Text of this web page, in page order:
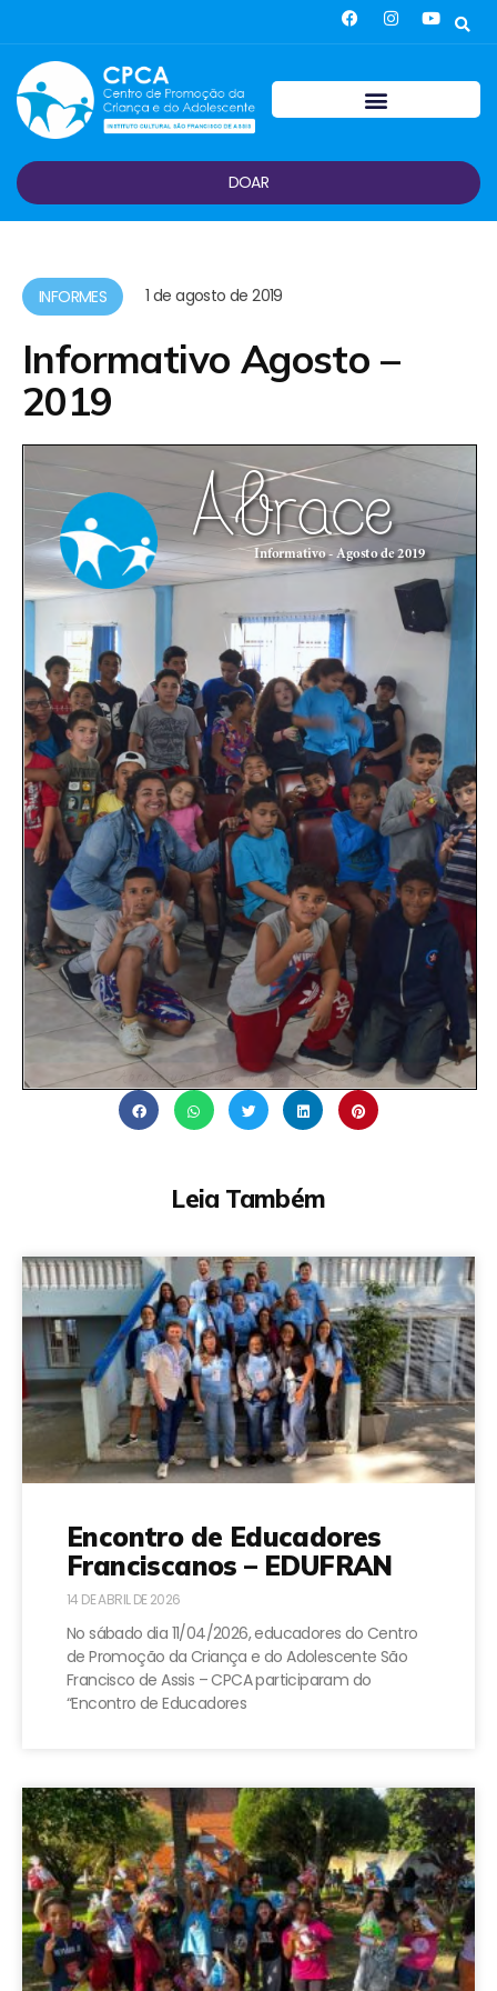
DOAR
INFORMES 1 de agosto de 2019
Informativo Agosto –
2019
Leia Também
Encontro de Educadores
Franciscanos – EDUFRAN
14 DE ABRIL DE 2026
No sábado dia 11/04/2026, educadores do Centro
de Promoção da Criança e do Adolescente São
Francisco de Assis – CPCA participaram do
“Encontro de Educadores